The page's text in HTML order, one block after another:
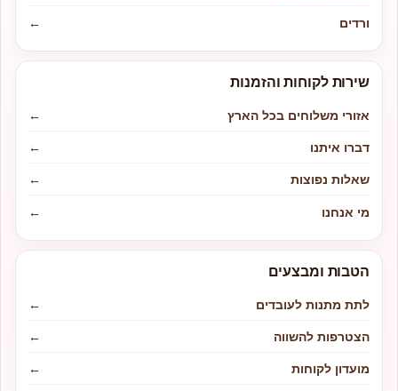
ורדים
←
שירות לקוחות והזמנות
אזורי משלוחים בכל הארץ
←
דברו איתנו
←
שאלות נפוצות
←
מי אנחנו
←
הטבות ומבצעים
לתת מתנות לעובדים
←
הצטרפות להשווה
←
מועדון לקוחות
←